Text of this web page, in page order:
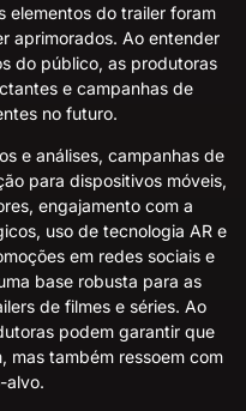
elementos do trailer foram
aprimorados. Ao entender
do público, as produtoras
e campanhas de
no futuro.
e análises, campanhas de
para dispositivos móveis,
engajamento com a
uso de tecnologia AR e
em redes sociais e
base robusta para as
de filmes e séries. Ao
podem garantir que
mas também ressoem com
alvo.